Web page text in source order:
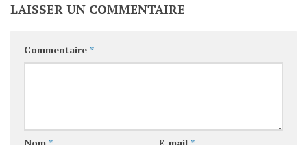
LAISSER UN COMMENTAIRE
Commentaire *